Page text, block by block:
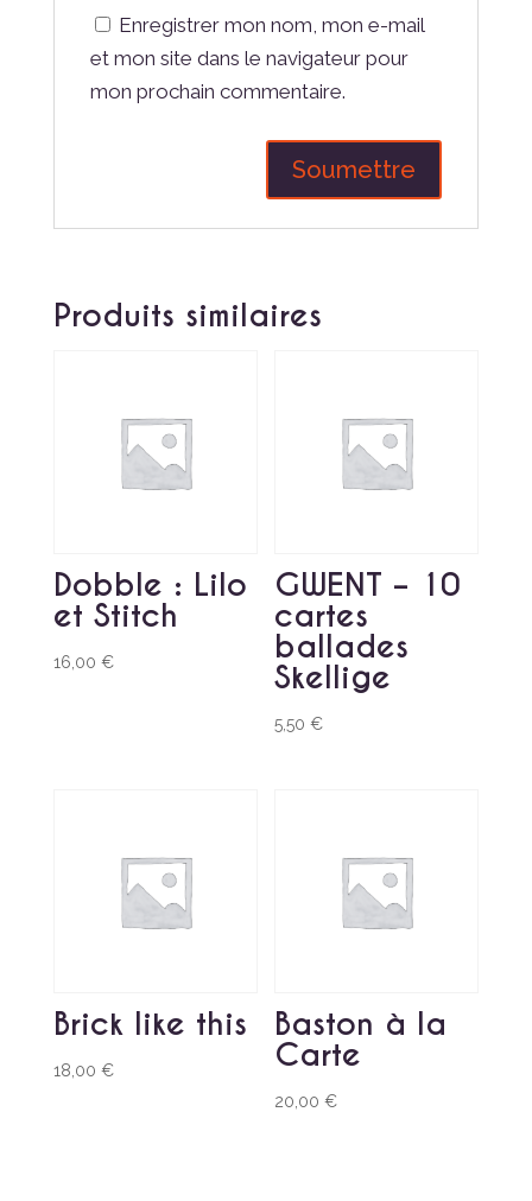
Enregistrer mon nom, mon e-mail
et mon site dans le navigateur pour
mon prochain commentaire.
Produits similaires
Dobble : Lilo
et Stitch
16,00 €
GWENT – 10
cartes
ballades
Skellige
5,50€
Brick like this
18,00 €
Baston à la
Carte
20,00€